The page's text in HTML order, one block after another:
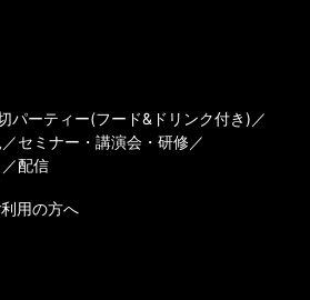
パーティー(フード&ドリンク付き)
セミナー・講演会・研修
配信
用の方へ